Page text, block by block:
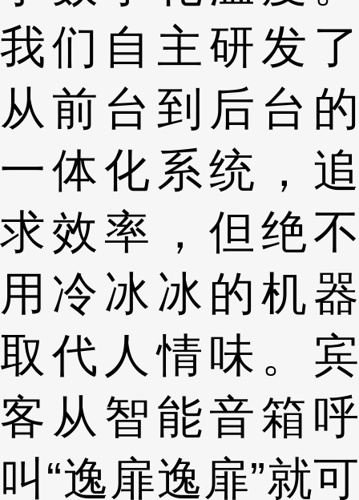
我们自主研发了
从前台到后台的
一体化系统，追
求效率，但绝不
用冷冰冰的机器
取代人情味。宾
客从智能音箱呼
叫“逸扉逸扉”就可